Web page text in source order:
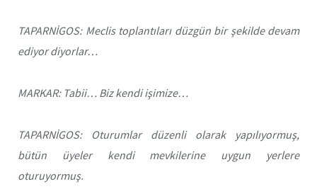
TAPARNİGOS: Meclis toplantıları düzgün bir şekilde devam
ediyor diyorlar…
MARKAR: Tabii… Biz kendi işimize…
TAPARNİGOS: Oturumlar düzenli olarak yapılıyormuş,
bütün üyeler kendi mevkilerine uygun yerlere
oturuyormuş.